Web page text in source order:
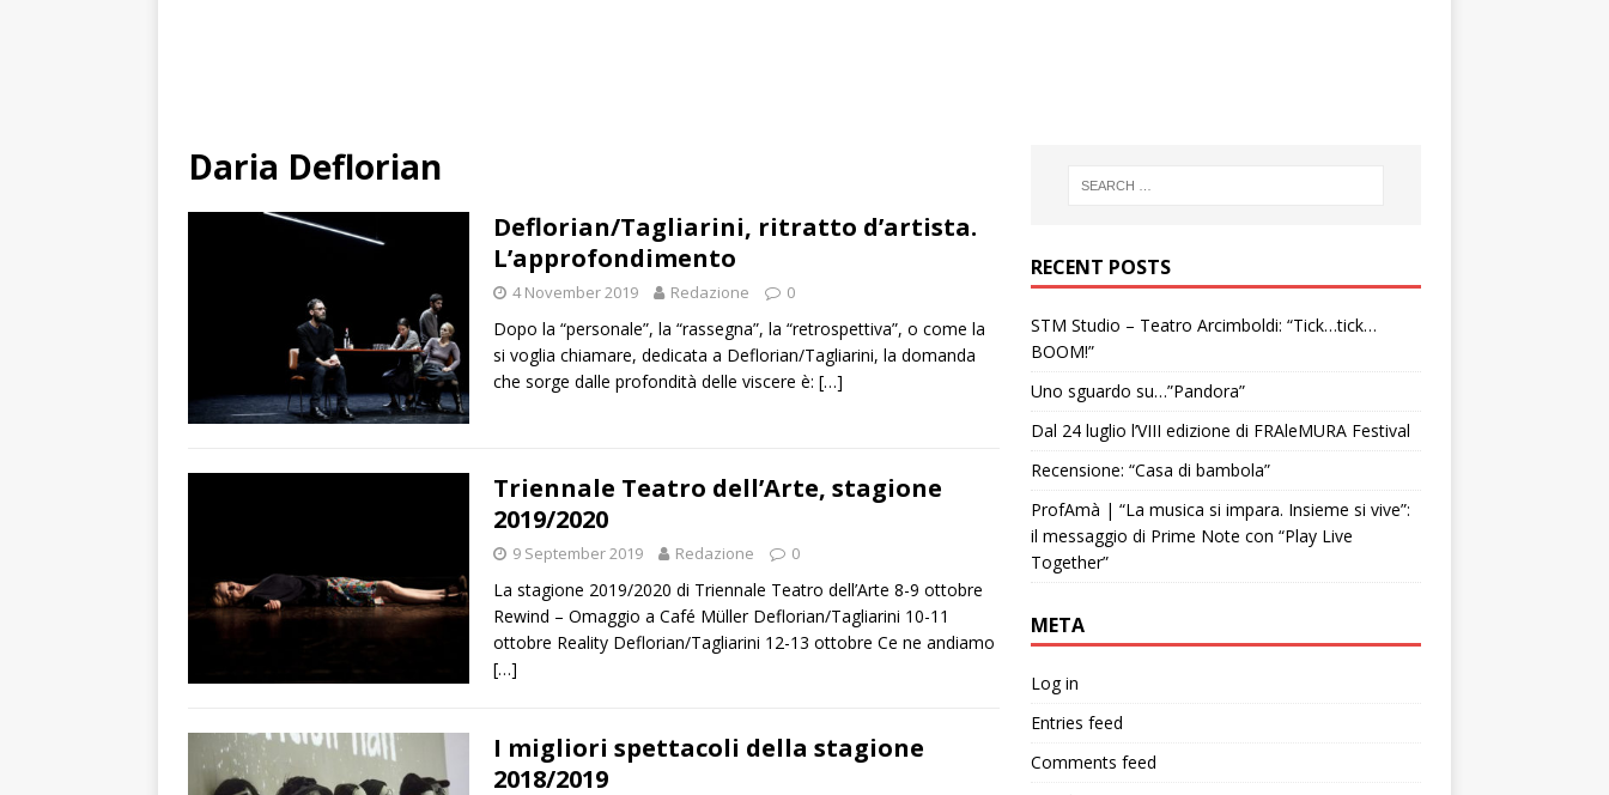
Daria Deflorian
Deflorian/Tagliarini, ritratto d’artista.
L’approfondimento
4 November 2019 Redazione 0
Dopo la “personale”, la “rassegna”, la “retrospettiva”, o come la
si voglia chiamare, dedicata a Deflorian/Tagliarini, la domanda
che sorge dalle profondità delle viscere è: […]
Triennale Teatro dell’Arte, stagione
2019/2020
9 September 2019 Redazione 0
La stagione 2019/2020 di Triennale Teatro dell’Arte 8-9 ottobre
Rewind – Omaggio a Café Müller Deflorian/Tagliarini 10-11
ottobre Reality Deflorian/Tagliarini 12-13 ottobre Ce ne andiamo
[…]
I migliori spettacoli della stagione
2018/2019
RECENT POSTS
STM Studio – Teatro Arcimboldi: “Tick…tick…
BOOM!”
Uno sguardo su…”Pandora”
Dal 24 luglio l’VIII edizione di FRAleMURA Festival
Recensione: “Casa di bambola”
ProfAmà | “La musica si impara. Insieme si vive”:
il messaggio di Prime Note con “Play Live
Together”
META
Log in
Entries feed
Comments feed